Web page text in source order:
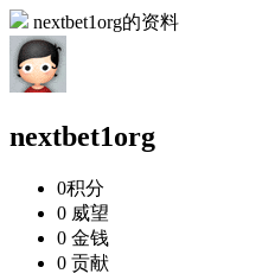
nextbet1org的资料
nextbet1org
0积分
0 威望
0 金钱
0 贡献